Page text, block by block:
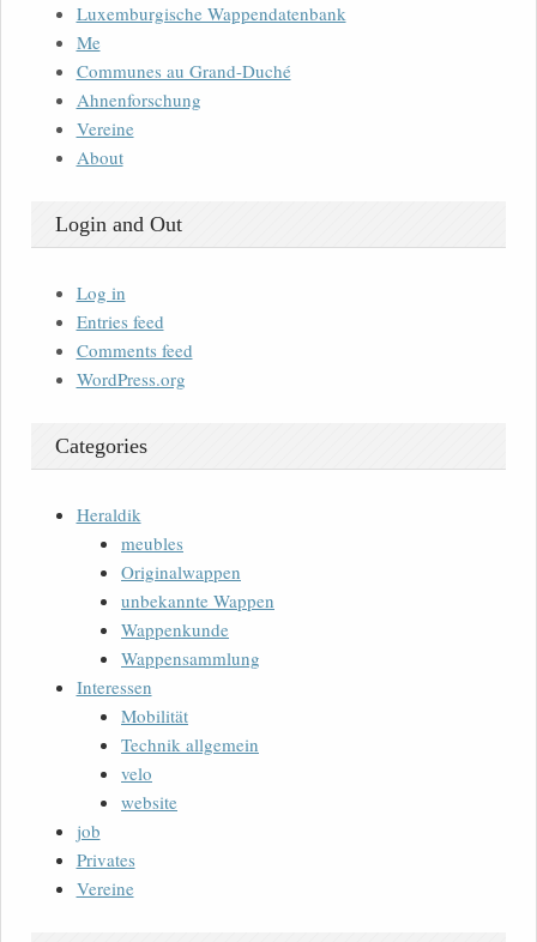
Luxemburgische Wappendatenbank
Me
Communes au Grand-Duché
Ahnenforschung
Vereine
About
Login and Out
Log in
Entries feed
Comments feed
WordPress.org
Categories
Heraldik
meubles
Originalwappen
unbekannte Wappen
Wappenkunde
Wappensammlung
Interessen
Mobilität
Technik allgemein
velo
website
job
Privates
Vereine